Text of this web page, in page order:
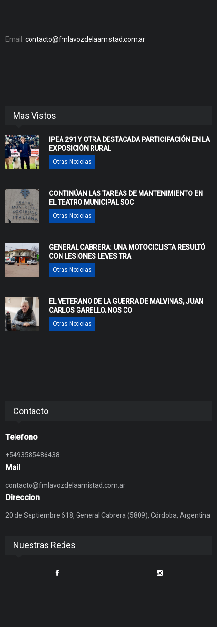
Email:contacto@fmlavozdelaamistad.com.ar
Mas Vistos
IPEA 291 Y OTRA DESTACADA PARTICIPACIÓN EN LA
EXPOSICIÓN RURAL
Otras Noticias
CONTINÚAN LAS TAREAS DE MANTENIMIENTO EN
EL TEATRO MUNICIPAL SOC
Otras Noticias
GENERAL CABRERA: UNA MOTOCICLISTA RESULTÓ
CON LESIONES LEVES TRA
Otras Noticias
EL VETERANO DE LA GUERRA DE MALVINAS, JUAN
CARLOS GARELLO, NOS CO
Otras Noticias
Contacto
Telefono
+5493585486438
Mail
contacto@fmlavozdelaamistad.com.ar
Direccion
20 de Septiembre 618, General Cabrera (5809), Córdoba, Argentina
Nuestras Redes